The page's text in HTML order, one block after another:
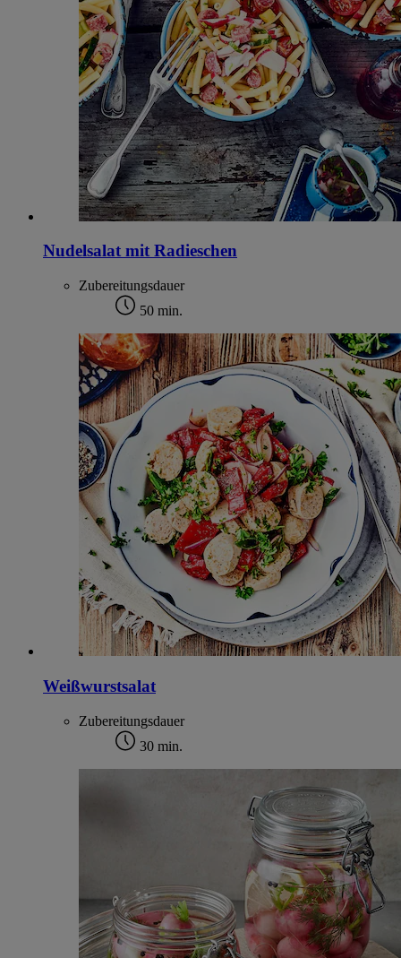
Nudelsalat mit Radieschen
Zubereitungsdauer
50 min.
Weißwurstsalat
Zubereitungsdauer
30 min.